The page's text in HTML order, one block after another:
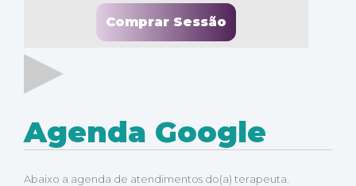
Agenda Google
Abaixo a agenda de atendimentos do(a) terapeuta.